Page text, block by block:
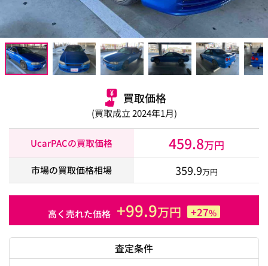
買取価格
(買取成立 2024年1月)
UcarPACの買取価格 459.8万円
市場の買取価格相場 359.9万円
高く売れた価格 +99.9万円 +27%
査定条件